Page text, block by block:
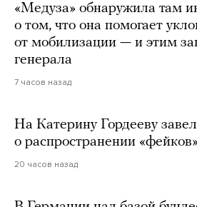
«Медуза» обнаружила там
о том, что она помогает
от мобилизации — и этим
генерала
7 часов назад
На Катерину Гордееву
о распространении
20 часов назад